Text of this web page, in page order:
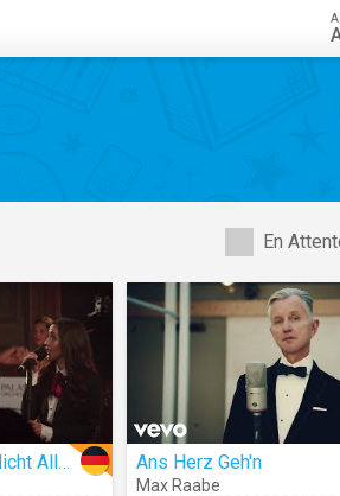
En
Küssen Kann Man Nicht Alleine Ans Herz Geh'n
Max Raabe